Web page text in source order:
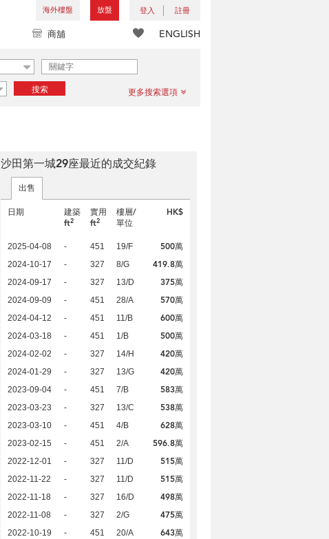
海外樓盤 放盤 登入 註冊
ENGLISH
商舖
搜索 更多搜索選項
沙田第一城29座最近的成交紀錄
出售
日期
建築
ft2
實用
ft2
樓層/
單位
HK$
2025-04-08 - 451 19/F 500萬
2024-10-17 - 327 8/G 419.8萬
2024-09-17 - 327 13/D 375萬
2024-09-09 - 451 28/A 570萬
2024-04-12 - 451 11/B 600萬
2024-03-18 - 451 1/B 500萬
2024-02-02 - 327 14/H 420萬
2024-01-29 - 327 13/G 420萬
2023-09-04 - 451 7/B 583萬
2023-03-23 - 327 13/C 538萬
2023-03-10 - 451 4/B 628萬
2023-02-15 - 451 2/A 596.8萬
2022-12-01 - 327 11/D 515萬
2022-11-22 - 327 11/D 515萬
2022-11-18 - 327 16/D 498萬
2022-11-08 - 327 2/G 475萬
2022-10-19 - 451 20/A 643萬